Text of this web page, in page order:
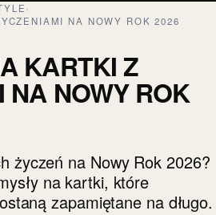
›
NA NOWY ROK 2026
KARTKI Z
NA NOWY ROK
życzeń na Nowy Rok 2026?
na kartki, które
zapamiętane na długo.